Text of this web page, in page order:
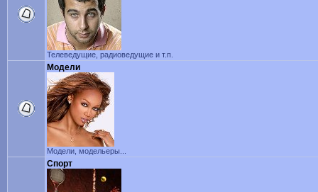
Телеведущие, радиоведущие и т.п.
Модели
Модели, модельеры...
Спорт